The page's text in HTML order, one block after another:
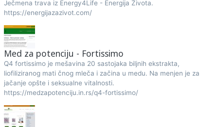
Ječmena trava iz Energy4Life - Energija Života.
https://energijazazivot.com/
Med za potenciju - Fortissimo
Q4 fortissimo je mešavina 20 sastojaka biljnih ekstrakta,
liofiliziranog mati čnog mleča i začina u medu. Na menjen je za
jačanje opšte i seksualne vitalnosti.
https://medzapotenciju.in.rs/q4-fortissimo/